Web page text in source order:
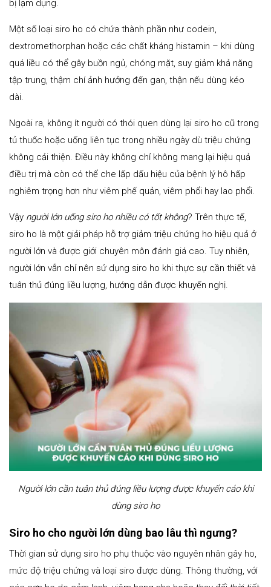
bị lạm dụng.
Một số loại siro ho có chứa thành phần như codein,
dextromethorphan hoặc các chất kháng histamin – khi dùng
quá liều có thể gây buồn ngủ, chóng mặt, suy giảm khả năng
tập trung, thậm chí ảnh hưởng đến gan, thận nếu dùng kéo
dài.
Ngoài ra, không ít người có thói quen dùng lại siro ho cũ trong
tủ thuốc hoặc uống liên tục trong nhiều ngày dù triệu chứng
không cải thiện. Điều này không chỉ không mang lại hiệu quả
điều trị mà còn có thể che lấp dấu hiệu của bệnh lý hô hấp
nghiêm trọng hơn như viêm phế quản, viêm phổi hay lao phổi.
Vậy người lớn uống siro ho nhiều có tốt không? Trên thực tế,
siro ho là một giải pháp hỗ trợ giảm triệu chứng ho hiệu quả ở
người lớn và được giới chuyên môn đánh giá cao. Tuy nhiên,
người lớn vẫn chỉ nên sử dụng siro ho khi thực sự cần thiết và
tuân thủ đúng liều lượng, hướng dẫn được khuyến nghị.
Người lớn cần tuân thủ đúng liều lượng được khuyến cáo khi
dùng siro ho
Siro ho cho người lớn dùng bao lâu thì ngưng?
Thời gian sử dụng siro ho phụ thuộc vào nguyên nhân gây ho,
mức độ triệu chứng và loại siro được dùng. Thông thường, với